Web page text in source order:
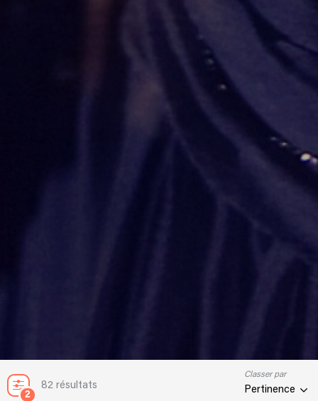
2
82 résultats
Classer par
Pertinence